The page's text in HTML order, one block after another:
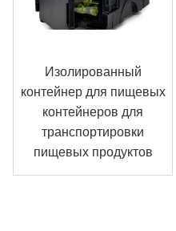
Изолированный
контейнер для пищевых
контейнеров для
транспортировки
пищевых продуктов